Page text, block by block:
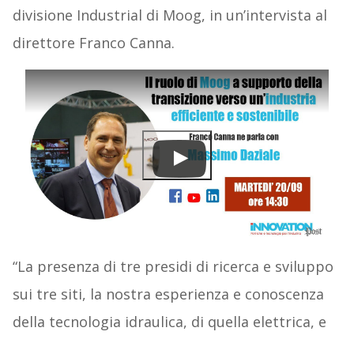
divisione Industrial di Moog, in un’intervista al
direttore Franco Canna.
“La presenza di tre presidi di ricerca e sviluppo
sui tre siti, la nostra esperienza e conoscenza
della tecnologia idraulica, di quella elettrica, e